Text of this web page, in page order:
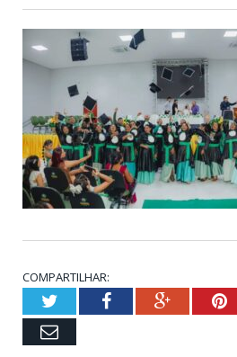
COMPARTILHAR:
TwitterFacebookGoogle+
Email